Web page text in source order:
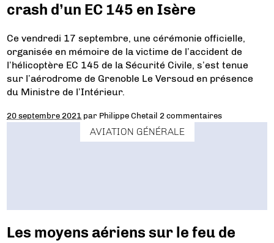
crash d’un EC 145 en Isère
Ce vendredi 17 septembre, une cérémonie officielle,
organisée en mémoire de la victime de l’accident de
l’hélicoptère EC 145 de la Sécurité Civile, s’est tenue
sur l’aérodrome de Grenoble Le Versoud en présence
du Ministre de l’Intérieur.
20 septembre 2021 par Philippe Chetail 2 commentaires
AVIATION GÉNÉRALE
Les moyens aériens sur le feu de